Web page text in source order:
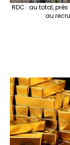
RDC : au total,
au